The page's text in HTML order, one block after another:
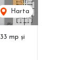
Harta
mp și